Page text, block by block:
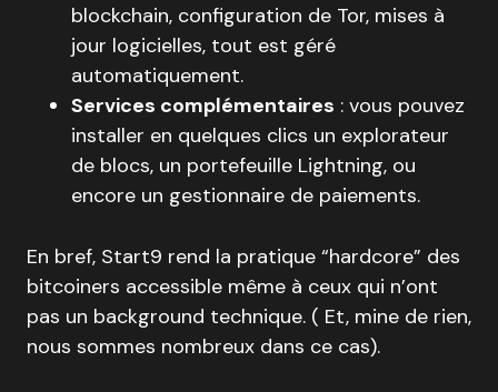
blockchain, configuration de Tor, mises à
jour logicielles, tout est géré
automatiquement.
Services complémentaires : vous pouvez
installer en quelques clics un explorateur
de blocs, un portefeuille Lightning, ou
encore un gestionnaire de paiements.
En bref, Start9 rend la pratique “hardcore” des
bitcoiners accessible même à ceux qui n’ont
pas un background technique. ( Et, mine de rien,
nous sommes nombreux dans ce cas).